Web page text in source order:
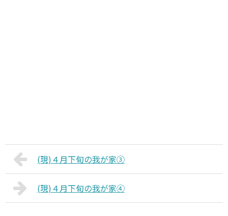
(現)４月下旬の我が家③
(現)４月下旬の我が家④